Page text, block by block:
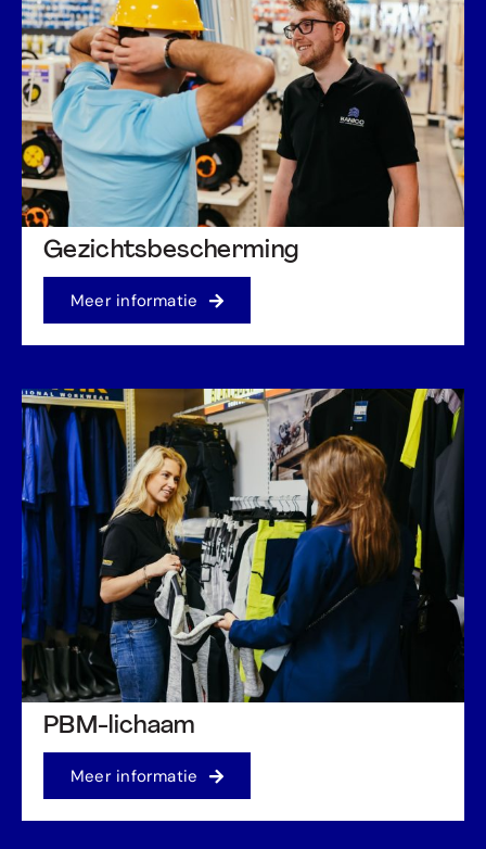
Gezichtsbescherming
Meer informatie
PBM-lichaam
Meer informatie